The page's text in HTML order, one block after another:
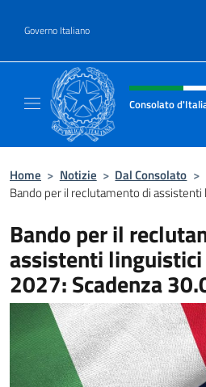
Governo Italiano
Intestazione sito,
Consolato
Home > Notizie > Dal Consolato >
Bando per il reclutamento di assistenti
Bando per il
assistenti linguistici
2027: Scadenza